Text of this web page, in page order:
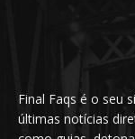
Final Faqs é o seu
últimas notícias